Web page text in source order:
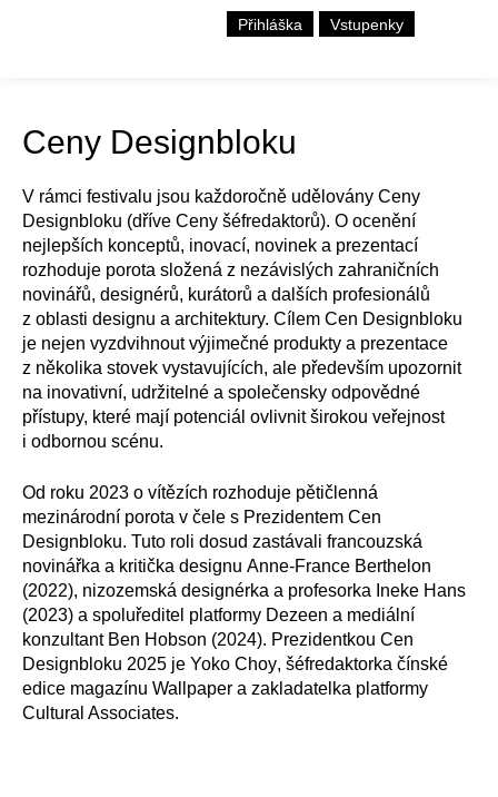
Přihláška Vstupenky
Ceny Designbloku
V rámci festivalu jsou každoročně udělovány Ceny
Designbloku (dříve Ceny šéfredaktorů). O ocenění
nejlepších konceptů, inovací, novinek a prezentací
rozhoduje porota složená z nezávislých zahraničních
novinářů, designérů, kurátorů a dalších profesionálů
z oblasti designu a architektury. Cílem Cen Designbloku
je nejen vyzdvihnout výjimečné produkty a prezentace
z několika stovek vystavujících, ale především upozornit
na inovativní, udržitelné a společensky odpovědné
přístupy, které mají potenciál ovlivnit širokou veřejnost
i odbornou scénu.
Od roku 2023 o vítězích rozhoduje pětičlenná
mezinárodní porota v čele s Prezidentem Cen
Designbloku. Tuto roli dosud zastávali francouzská
novinářka a kritička designu Anne-France Berthelon
(2022), nizozemská designérka a profesorka Ineke Hans
(2023) a spoluředitel platformy Dezeen a mediální
konzultant Ben Hobson (2024). Prezidentkou Cen
Designbloku 2025 je Yoko Choy, šéfredaktorka čínské
edice magazínu Wallpaper a zakladatelka platformy
Cultural Associates.